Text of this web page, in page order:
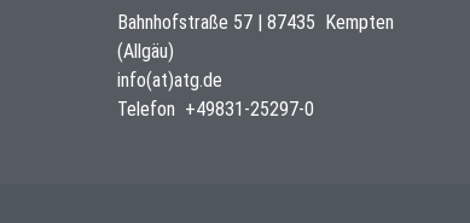
Bahnhofstraße 57 87435
Kempten
(Allgäu)
info(at)atg.de
Telefon +49831-25297-0